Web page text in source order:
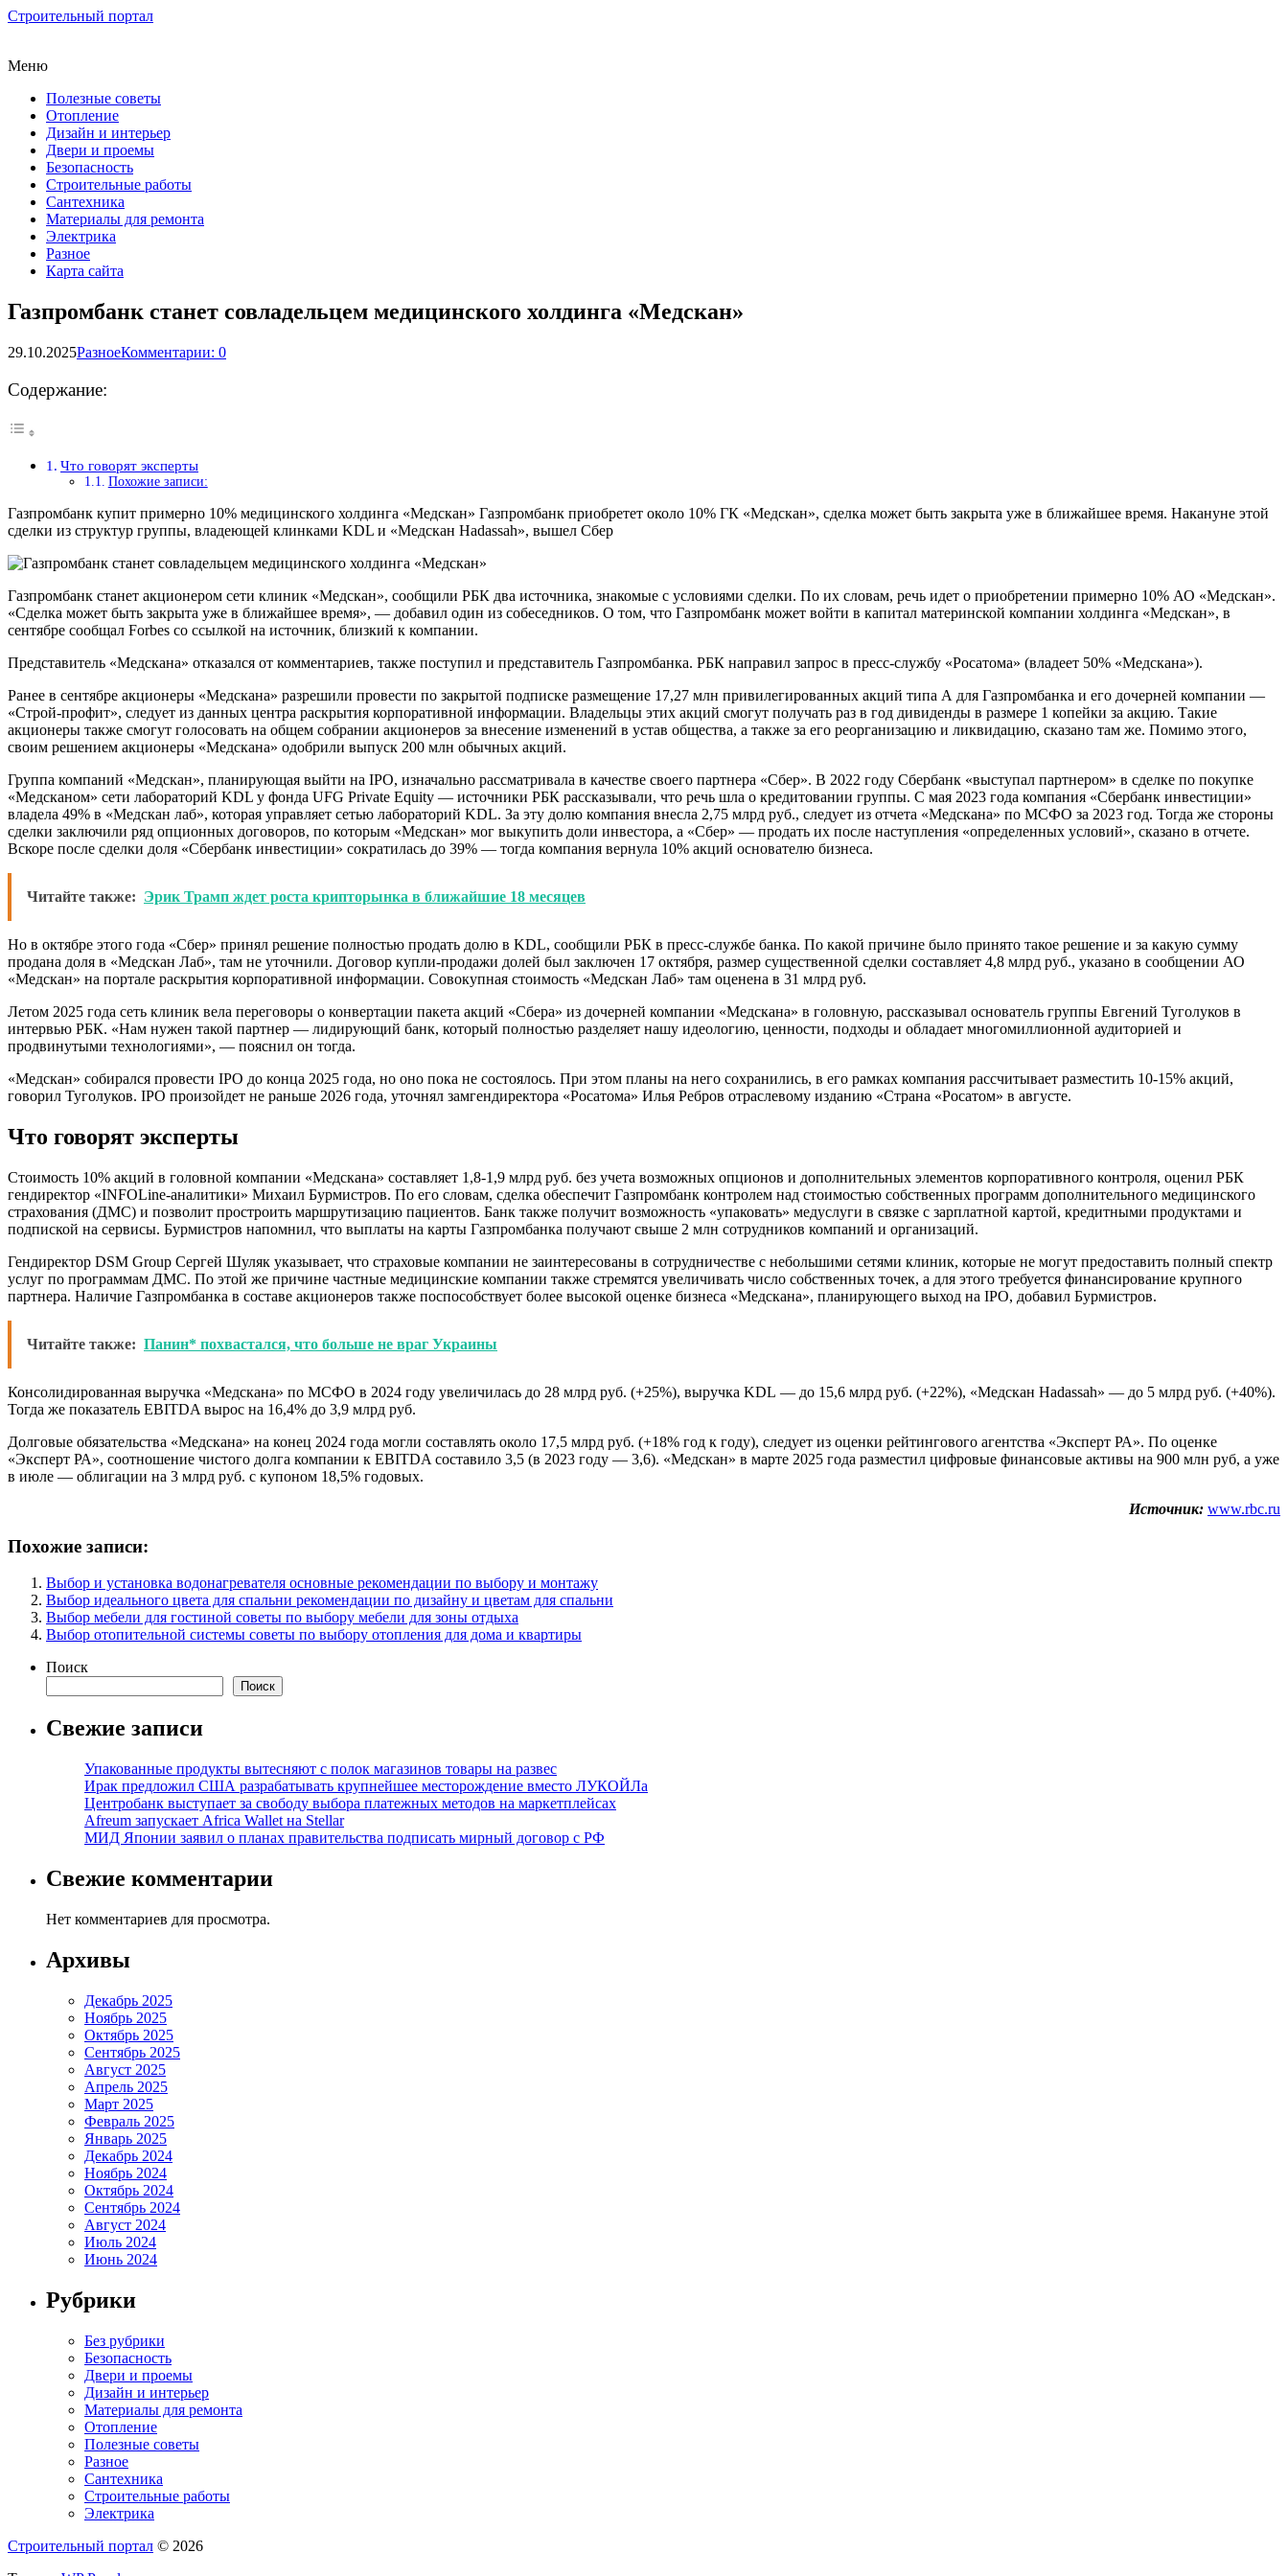
Строительный портал
Меню
Полезные советы
Отопление
Дизайн и интерьер
Двери и проемы
Безопасность
Строительные работы
Сантехника
Материалы для ремонта
Электрика
Разное
Карта сайта
Газпромбанк станет совладельцем медицинского холдинга «Медскан»
29.10.2025РазноеКомментарии: 0
Содержание:
Что говорят эксперты
Похожие записи:
Газпромбанк купит примерно 10% медицинского холдинга «Медскан» Газпромбанк приобретет около 10% ГК «Медскан», сделка может быть закрыта уже в ближайшее время. Накануне этой
сделки из структур группы, владеющей клинками KDL и «Медскан Hadassah», вышел Сбер
Газпромбанк станет акционером сети клиник «Медскан», сообщили РБК два источника, знакомые с условиями сделки. По их словам, речь идет о приобретении примерно 10% АО «Медскан».
«Сделка может быть закрыта уже в ближайшее время», — добавил один из собеседников. О том, что Газпромбанк может войти в капитал материнской компании холдинга «Медскан», в
сентябре сообщал Forbes со ссылкой на источник, близкий к компании.
Представитель «Медскана» отказался от комментариев, также поступил и представитель Газпромбанка. РБК направил запрос в пресс-службу «Росатома» (владеет 50% «Медскана»).
Ранее в сентябре акционеры «Медскана» разрешили провести по закрытой подписке размещение 17,27 млн привилегированных акций типа А для Газпромбанка и его дочерней компании —
«Строй-профит», следует из данных центра раскрытия корпоративной информации. Владельцы этих акций смогут получать раз в год дивиденды в размере 1 копейки за акцию. Такие
акционеры также смогут голосовать на общем собрании акционеров за внесение изменений в устав общества, а также за его реорганизацию и ликвидацию, сказано там же. Помимо этого,
своим решением акционеры «Медскана» одобрили выпуск 200 млн обычных акций.
Группа компаний «Медскан», планирующая выйти на IPO, изначально рассматривала в качестве своего партнера «Сбер». В 2022 году Сбербанк «выступал партнером» в сделке по покупке
«Медсканом» сети лабораторий KDL у фонда UFG Private Equity — источники РБК рассказывали, что речь шла о кредитовании группы. С мая 2023 года компания «Сбербанк инвестиции»
владела 49% в «Медскан лаб», которая управляет сетью лабораторий KDL. За эту долю компания внесла 2,75 млрд руб., следует из отчета «Медскана» по МСФО за 2023 год. Тогда же стороны
сделки заключили ряд опционных договоров, по которым «Медскан» мог выкупить доли инвестора, а «Сбер» — продать их после наступления «определенных условий», сказано в отчете.
Вскоре после сделки доля «Сбербанк инвестиции» сократилась до 39% — тогда компания вернула 10% акций основателю бизнеса.
Читайте также: Эрик Трамп ждет роста крипторынка в ближайшие 18 месяцев
Но в октябре этого года «Сбер» принял решение полностью продать долю в KDL, сообщили РБК в пресс-службе банка. По какой причине было принято такое решение и за какую сумму
продана доля в «Медскан Лаб», там не уточнили. Договор купли-продажи долей был заключен 17 октября, размер существенной сделки составляет 4,8 млрд руб., указано в сообщении АО
«Медскан» на портале раскрытия корпоративной информации. Совокупная стоимость «Медскан Лаб» там оценена в 31 млрд руб.
Летом 2025 года сеть клиник вела переговоры о конвертации пакета акций «Сбера» из дочерней компании «Медскана» в головную, рассказывал основатель группы Евгений Туголуков в
интервью РБК. «Нам нужен такой партнер — лидирующий банк, который полностью разделяет нашу идеологию, ценности, подходы и обладает многомиллионной аудиторией и
продвинутыми технологиями», — пояснил он тогда.
«Медскан» собирался провести IPO до конца 2025 года, но оно пока не состоялось. При этом планы на него сохранились, в его рамках компания рассчитывает разместить 10-15% акций,
говорил Туголуков. IPO произойдет не раньше 2026 года, уточнял замгендиректора «Росатома» Илья Ребров отраслевому изданию «Страна «Росатом» в августе.
Что говорят эксперты
Стоимость 10% акций в головной компании «Медскана» составляет 1,8-1,9 млрд руб. без учета возможных опционов и дополнительных элементов корпоративного контроля, оценил РБК
гендиректор «INFOLine-аналитики» Михаил Бурмистров. По его словам, сделка обеспечит Газпромбанк контролем над стоимостью собственных программ дополнительного медицинского
страхования (ДМС) и позволит простроить маршрутизацию пациентов. Банк также получит возможность «упаковать» медуслуги в связке с зарплатной картой, кредитными продуктами и
подпиской на сервисы. Бурмистров напомнил, что выплаты на карты Газпромбанка получают свыше 2 млн сотрудников компаний и организаций.
Гендиректор DSM Group Сергей Шуляк указывает, что страховые компании не заинтересованы в сотрудничестве с небольшими сетями клиник, которые не могут предоставить полный спектр
услуг по программам ДМС. По этой же причине частные медицинские компании также стремятся увеличивать число собственных точек, а для этого требуется финансирование крупного
партнера. Наличие Газпромбанка в составе акционеров также поспособствует более высокой оценке бизнеса «Медскана», планирующего выход на IPO, добавил Бурмистров.
Читайте также: Панин* похвастался, что больше не враг Украины
Консолидированная выручка «Медскана» по МСФО в 2024 году увеличилась до 28 млрд руб. (+25%), выручка KDL — до 15,6 млрд руб. (+22%), «Медскан Hadassah» — до 5 млрд руб. (+40%).
Тогда же показатель EBITDA вырос на 16,4% до 3,9 млрд руб.
Долговые обязательства «Медскана» на конец 2024 года могли составлять около 17,5 млрд руб. (+18% год к году), следует из оценки рейтингового агентства «Эксперт РА». По оценке
«Эксперт РА», соотношение чистого долга компании к EBITDA составило 3,5 (в 2023 году — 3,6). «Медскан» в марте 2025 года разместил цифровые финансовые активы на 900 млн руб, а уже
в июле — облигации на 3 млрд руб. с купоном 18,5% годовых.
Источник: www.rbc.ru
Похожие записи:
Выбор и установка водонагревателя основные рекомендации по выбору и монтажу
Выбор идеального цвета для спальни рекомендации по дизайну и цветам для спальни
Выбор мебели для гостиной советы по выбору мебели для зоны отдыха
Выбор отопительной системы советы по выбору отопления для дома и квартиры
Поиск
Поиск
Свежие записи
Упакованные продукты вытесняют с полок магазинов товары на развес
Ирак предложил США разрабатывать крупнейшее месторождение вместо ЛУКОЙЛа
Центробанк выступает за свободу выбора платежных методов на маркетплейсах
Afreum запускает Africa Wallet на Stellar
МИД Японии заявил о планах правительства подписать мирный договор с РФ
Свежие комментарии
Нет комментариев для просмотра.
Архивы
Декабрь 2025
Ноябрь 2025
Октябрь 2025
Сентябрь 2025
Август 2025
Апрель 2025
Март 2025
Февраль 2025
Январь 2025
Декабрь 2024
Ноябрь 2024
Октябрь 2024
Сентябрь 2024
Август 2024
Июль 2024
Июнь 2024
Рубрики
Без рубрики
Безопасность
Двери и проемы
Дизайн и интерьер
Материалы для ремонта
Отопление
Полезные советы
Разное
Сантехника
Строительные работы
Электрика
Строительный портал © 2026